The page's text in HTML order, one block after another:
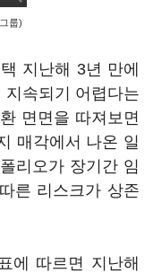
룹)
지난해 3년 만에
속되기 어렵다는
면면을 따져보면
매각에서 나온 일
리오가 장기간 임
른 리스크가 상존
에 따르면 지난해